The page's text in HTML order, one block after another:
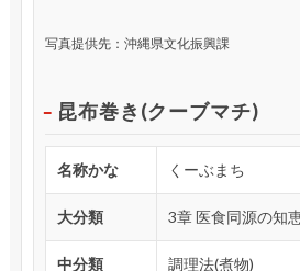
写真提供先：沖縄県文化振興課
昆布巻き(クーブマチ)
名称かな くーぶまち
大分類 3章 医食同源の知
中分類 調理法(煮物)